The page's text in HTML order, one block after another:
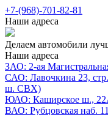
+7-(968)-701-82-81
Наши адреса
Делаем автомобили
Наши адреса
ЗАО: 2-ая
САО: Лавочкина 23,
ш. СВХ)
ЮАО: Каширское ш.,
ВАО: Рубцовская наб.